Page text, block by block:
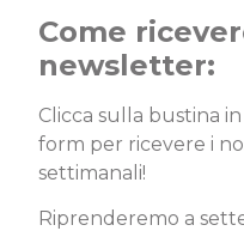
Come
newsletter:
Clicca sulla bustina
form per ricevere i
settimanali!
Riprenderemo a